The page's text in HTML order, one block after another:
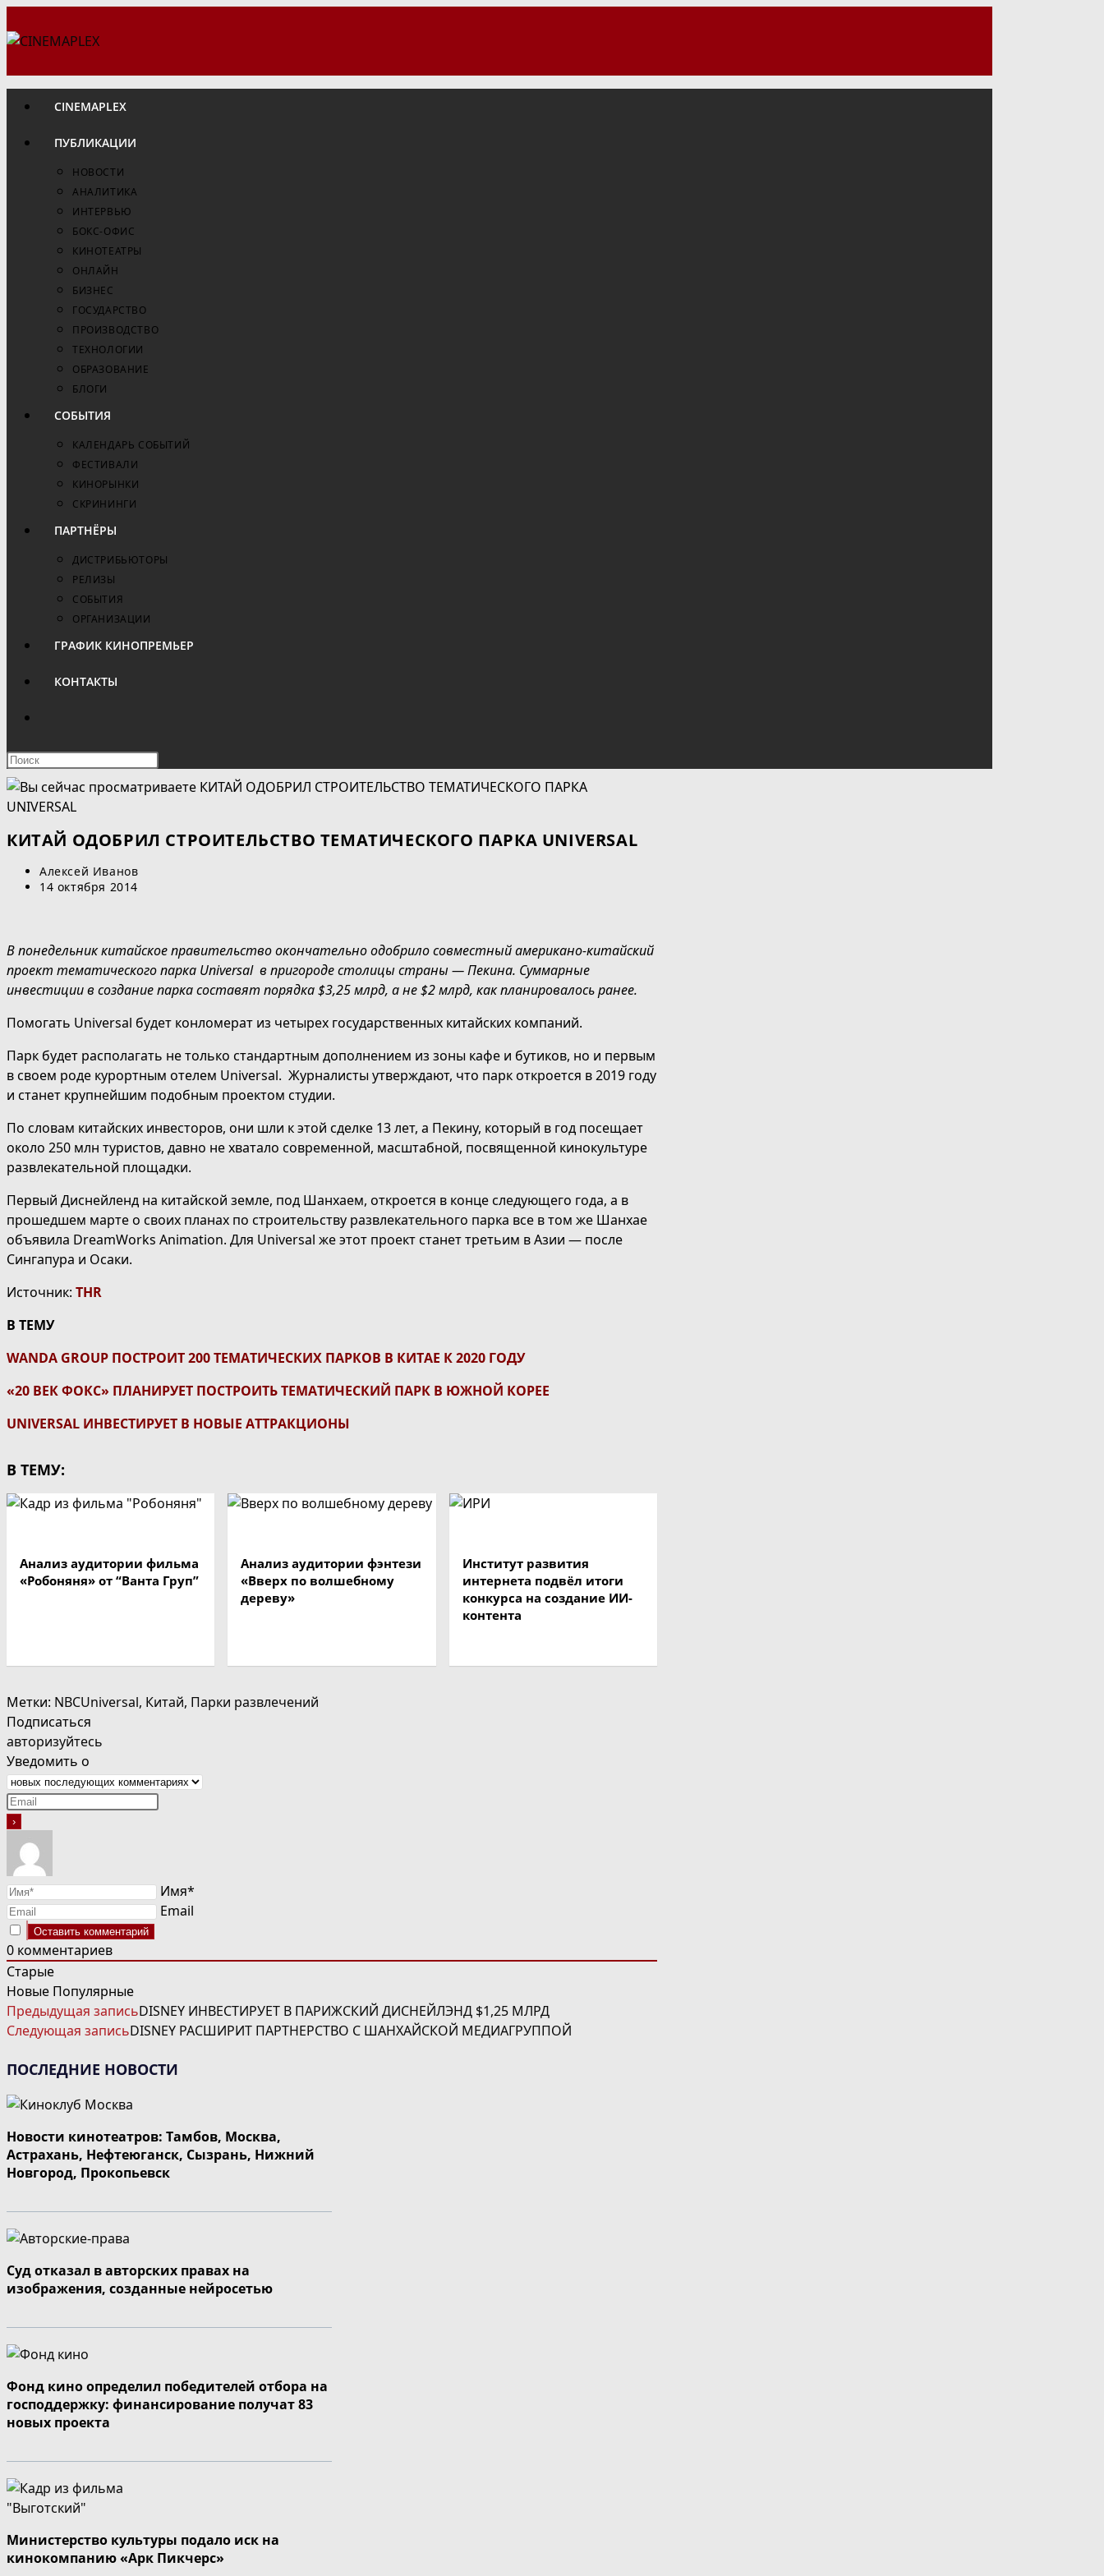
к
CINEMAPLEX
ПУБЛИКАЦИИ
НОВОСТИ
АНАЛИТИКА
ИНТЕРВЬЮ
БОКС-ОФИС
КИНОТЕАТРЫ
ОНЛАЙН
БИЗНЕС
ГОСУДАРСТВО
ПРОИЗВОДСТВО
ТЕХНОЛОГИИ
ОБРАЗОВАНИЕ
БЛОГИ
СОБЫТИЯ
КАЛЕНДАРЬ СОБЫТИЙ
ФЕСТИВАЛИ
КИНОРЫНКИ
СКРИНИНГИ
ПАРТНЁРЫ
ДИСТРИБЬЮТОРЫ
РЕЛИЗЫ
СОБЫТИЯ
ОРГАНИЗАЦИИ
ГРАФИК КИНОПРЕМЬЕР
КОНТАКТЫ
ПОИСК
ПО
Нажмите
клавишу
Escape,
закрыть
КИТАЙ ОДОБРИЛ СТРОИТЕЛЬСТВО ТЕМАТИЧЕСКОГО ПАРКА UNIVERSAL
Автор
записи:
Алексей Иванов
Запись
14 октября 2014
В понедельник китайское правительство окончательно одобрило совместный американо-китайский
проект тематического парка Universal в пригороде столицы страны — Пекина. Суммарные
инвестиции в создание парка составят порядка $3,25 млрд, а не $2 млрд, как планировалось ранее.
Помогать Universal будет конломерат из четырех государственных китайских компаний.
Парк будет располагать не только стандартным дополнением из зоны кафе и бутиков, но и первым
в своем роде курортным отелем Universal. Журналисты утверждают, что парк откроется в 2019 году
и станет крупнейшим подобным проектом студии.
По словам китайских инвесторов, они шли к этой сделке 13 лет, а Пекину, который в год посещает
около 250 млн туристов, давно не хватало современной, масштабной, посвященной кинокультуре
развлекательной площадки.
Первый Диснейленд на китайской земле, под Шанхаем, откроется в конце следующего года, а в
прошедшем марте о своих планах по строительству развлекательного парка все в том же Шанхае
объявила DreamWorks Animation. Для Universal же этот проект станет третьим в Азии — после
Сингапура и Осаки.
Источник: THR
В ТЕМУ
WANDA GROUP ПОСТРОИТ 200 ТЕМАТИЧЕСКИХ ПАРКОВ В КИТАЕ К 2020 ГОДУ
«20 ВЕК ФОКС» ПЛАНИРУЕТ ПОСТРОИТЬ ТЕМАТИЧЕСКИЙ ПАРК В ЮЖНОЙ КОРЕЕ
UNIVERSAL ИНВЕСТИРУЕТ В НОВЫЕ АТТРАКЦИОНЫ
В ТЕМУ:
Анализ аудитории фильма
«Робоняня» от “Ванта Груп”
Анализ аудитории фэнтези
«Вверх по волшебному
дереву»
Институт развития
интернета подвёл итоги
конкурса на создание ИИ-
контента
Метки: NBCUniversal, Китай, Парки развлечений
Подписаться
авторизуйтесь
Уведомить о
Имя*
Email
0 комментариев
Старые
Новые Популярные
ЧИТАТЬ
ДАЛЕЕ
СТАТЬИ
Предыдущая записьDISNEY ИНВЕСТИРУЕТ В ПАРИЖСКИЙ ДИСНЕЙЛЭНД $1,25 МЛРД
Следующая записьDISNEY РАСШИРИТ ПАРТНЕРСТВО С ШАНХАЙСКОЙ МЕДИАГРУППОЙ
ПОСЛЕДНИЕ НОВОСТИ
Новости кинотеатров: Тамбов, Москва,
Астрахань, Нефтеюганск, Сызрань, Нижний
Новгород, Прокопьевск
Суд отказал в авторских правах на
изображения, созданные нейросетью
Фонд кино определил победителей отбора на
господдержку: финансирование получат 83
новых проекта
Министерство культуры подало иск на
кинокомпанию «Арк Пикчерс»